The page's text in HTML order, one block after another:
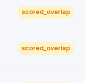
scored_overlap
scored_overlap